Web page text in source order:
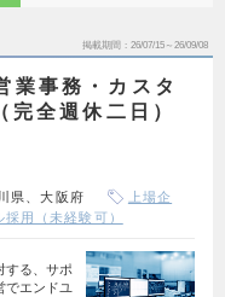
掲載期間 26/07/15～26/09/08
業事務・カスタ
全週休二日）
県、大阪府
上場企
用（未経験可）
する、サポ
エンドユ